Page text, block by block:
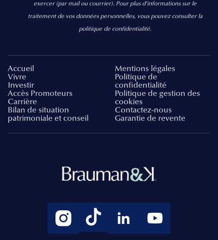
exercer (par mail ou courrier). Pour plus d’informations sur le
traitement de vos données personnelles, vous pouvez consulter la
politique de confidentialité.
Accueil
Vivre
Investir
Accès Promoteurs
Carrière
Bilan de situation
patrimoniale et conseil
Mentions légales
Politique de
confidentialité
Politique de gestion des
cookies
Contactez-nous
Garantie de revente